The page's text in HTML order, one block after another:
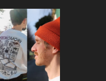
objectif
de son
plusieurs
revient à la